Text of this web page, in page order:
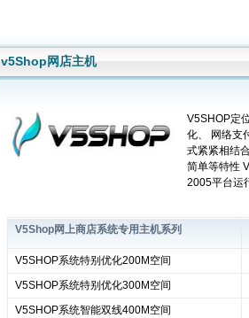
v5Shop网店主机
V5SHOP定
化、 网络支
式紧紧相结
简单等特性
2005平台运
V5Shop网上商店系统专用主机系列
V5SHOP系统特别优化200M空间
V5SHOP系统特别优化300M空间
V5SHOP系统智能双线400M空间